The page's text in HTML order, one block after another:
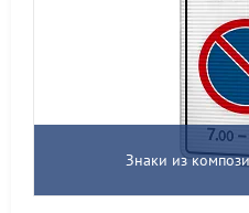
Знаки из